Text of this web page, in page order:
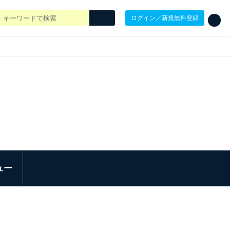
ログイン／新規無料登録
ー